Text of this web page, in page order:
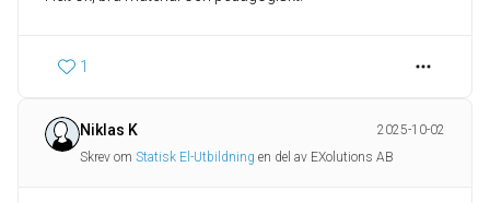
1
Niklas K
2025-10-02
Skrev om Statisk El-Utbildning en del av EXolutions AB